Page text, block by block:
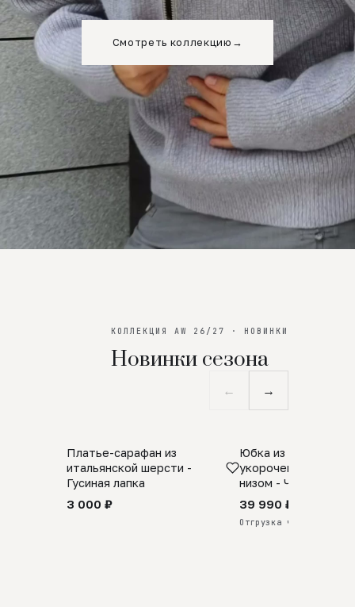
Смотреть коллекцию →
КОЛЛЕКЦИЯ AW 26/27 · НОВИНКИ
Новинки сезона
← →
SALE
Платье-сарафан из
итальянской шерсти -
Гусиная лапка
3 000 ₽
ПРЕДЗАКАЗ
Юбка из
укороченная с
низом - Черный
39 990 ₽
Отгрузка через 25 дней